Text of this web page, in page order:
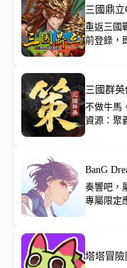
三國鼎立
重返三國
前登錄，
三國群英
不做牛馬
資源：聚
BanG
奏響吧，
專屬限定
塔塔冒險